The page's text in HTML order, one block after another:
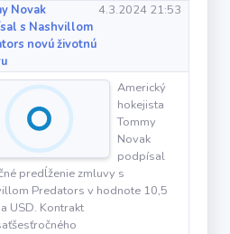
Novak
s Nashvillom
novú životnú
4.3.2024 21:53
Americký
hokejista
Tommy
Novak
podpísal
predĺženie zmluvy s
Predators v hodnote 10,5
USD. Kontrakt